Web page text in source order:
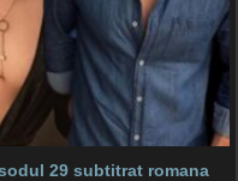
29 subtitrat romana